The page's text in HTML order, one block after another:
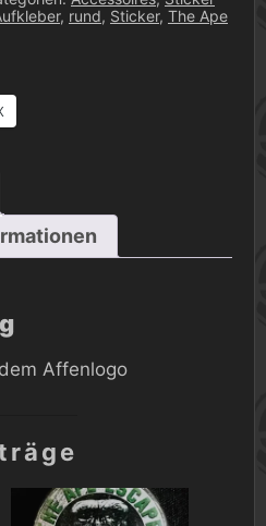
, rund, Sticker, The Ape
Affenlogo